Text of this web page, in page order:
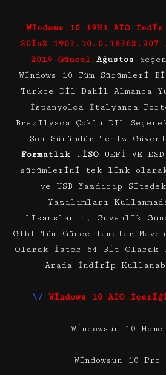
Windows 10 19H1 AIO
20in2
2019 Güncel Ağustos
Windows 10 Tüm Sürümleri
Türkçe Dil Dahil Almanca
İspanyolca İtalyanca
Brezilyaca Çoklu Dil
Son Sürümdür Temiz
Formatlık .İSOUEFİ VE
sürümlerini tek link
ve USB Yazdırıp
Yazılımları
lisanslanır, Güvenlik
Gibi Tüm Güncellemeler
Olarak İster 64 Bit Olarak
Arada İndirip
\/ Windows 10 AIO
Windowsun 10
Windowsun 10 Pro